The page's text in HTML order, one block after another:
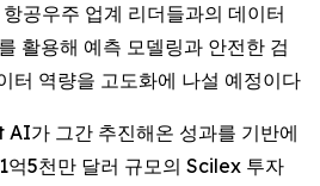
공우주 업계 리더들과의 데이터
활용해 예측 모델링과 안전한 검
터 역량을 고도화에 나설 예정이다
가 그간 추진해온 성과를 기반에
억5천만 달러 규모의 Scilex 투자